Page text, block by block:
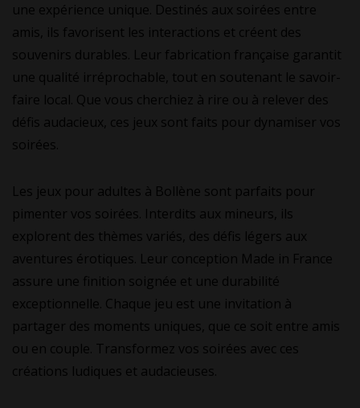
une expérience unique. Destinés aux soirées entre
amis, ils favorisent les interactions et créent des
souvenirs durables. Leur fabrication française garantit
une qualité irréprochable, tout en soutenant le savoir-
faire local. Que vous cherchiez à rire ou à relever des
défis audacieux, ces jeux sont faits pour dynamiser vos
soirées.
Les jeux pour adultes à Bollène sont parfaits pour
pimenter vos soirées. Interdits aux mineurs, ils
explorent des thèmes variés, des défis légers aux
aventures érotiques. Leur conception Made in France
assure une finition soignée et une durabilité
exceptionnelle. Chaque jeu est une invitation à
partager des moments uniques, que ce soit entre amis
ou en couple. Transformez vos soirées avec ces
créations ludiques et audacieuses.